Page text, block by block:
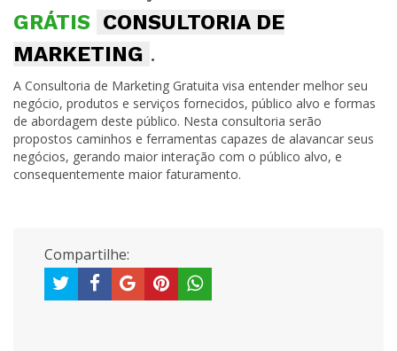
GRÁTIS CONSULTORIA DE
MARKETING .
A Consultoria de Marketing Gratuita visa entender melhor seu
negócio, produtos e serviços fornecidos, público alvo e formas
de abordagem deste público. Nesta consultoria serão
propostos caminhos e ferramentas capazes de alavancar seus
negócios, gerando maior interação com o público alvo, e
consequentemente maior faturamento.
Compartilhe: